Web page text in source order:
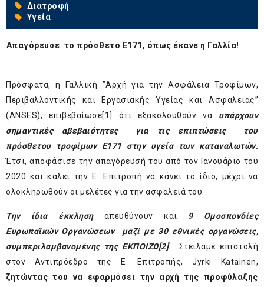
Διατροφή
Υγεία
Απαγόρευσε το πρόσθετο Ε171, όπως έκανε η Γαλλία!
Πρόσφατα, η Γαλλική ”Αρχή για την Ασφάλεια Τροφίμων,
Περιβαλλοντικής και Εργασιακής Υγείας και Ασφάλειας”
(ANSES), επιβεβαίωσε[1] ότι εξακολουθούν να υπάρχουν
σημαντικές αβεβαιότητες για τις επιπτώσεις του
πρόσθετου τροφίμων E171 στην υγεία των καταναλωτών.
Έτσι, αποφάσισε την απαγόρευσή του από τον Ιανουάριο του
2020 και καλεί την Ε. Επιτροπή να κάνει το ίδιο, μέχρι να
ολοκληρωθούν οι μελέτες για την ασφάλειά του.
Την ίδια έκκλησηαπευθύνουν και
9 Ομοσπονδίες
Ευρωπαϊκών Οργανώσεων μαζί με 30 εθνικές οργανώσεις,
συμπεριλαμβανομένης της ΕΚΠΟΙΖΩ[2]. Στείλαμε επιστολή
στον Αντιπρόεδρο της Ε. Επιτροπής, Jyrki Katainen,
ζητώντας του να εφαρμόσει την αρχή της προφύλαξης